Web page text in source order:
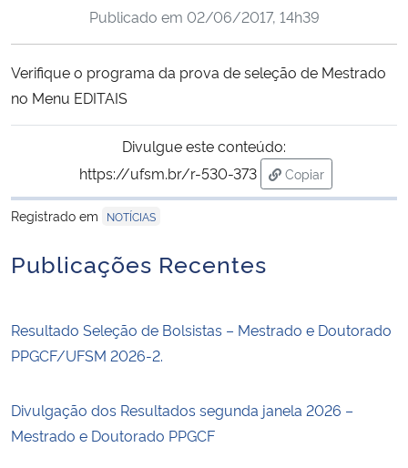
Ministério da Cidadania
Ministério da Ciência, Tecnologia, Inovações e Comunicações
Ministério do Meio Ambiente
Ministério do Turismo
Controladoria-Geral da União
Publicado em 02/06/2017, 14h39
Verifique o programa da prova de seleção de Mestrado
no Menu EDITAIS
Divulgue este conteúdo:
https://ufsm.br/r-530-373
Copiar
para área de
Registrado em
NOTÍCIAS
Publicações Recentes
Resultado Seleção de Bolsistas – Mestrado e Doutorado
PPGCF/UFSM 2026-2.
Divulgação dos Resultados segunda janela 2026 –
Mestrado e Doutorado PPGCF